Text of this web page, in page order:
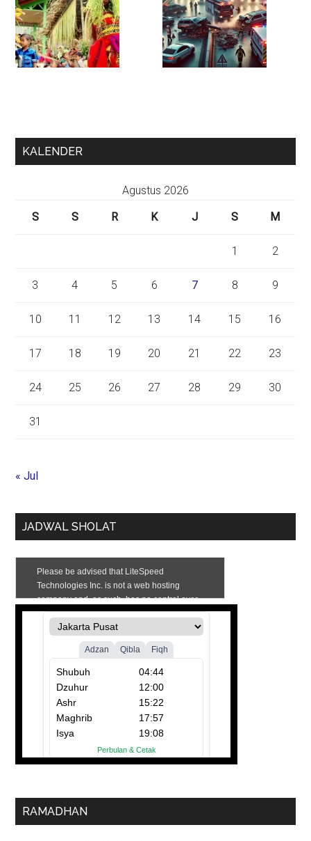
KALENDER
Agustus 2026
S
S R K J S M
1 2
3 4 5 6 7 8 9
10 11 12 13 14 15 16
17 18 19 20 21 22 23
24 25 26 27 28 29 30
31
« Jul
JADWAL SHOLAT
RAMADHAN